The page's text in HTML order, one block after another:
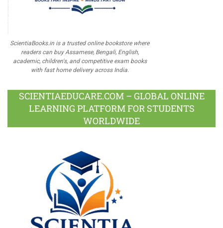
ScientiaBooks.in is a trusted online bookstore where
readers can buy Assamese, Bengali, English,
academic, children's, and competitive exam books
with fast home delivery across India.
SCIENTIAEDUCARE.COM – GLOBAL ONLINE
LEARNING PLATFORM FOR STUDENTS
WORLDWIDE